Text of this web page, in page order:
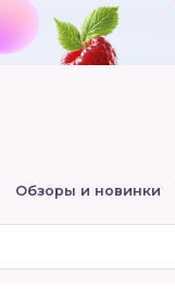
Обзоры и новинки